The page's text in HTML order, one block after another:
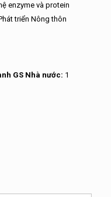
enzyme và protein
triển Nông thôn
GS Nhà nước: 1